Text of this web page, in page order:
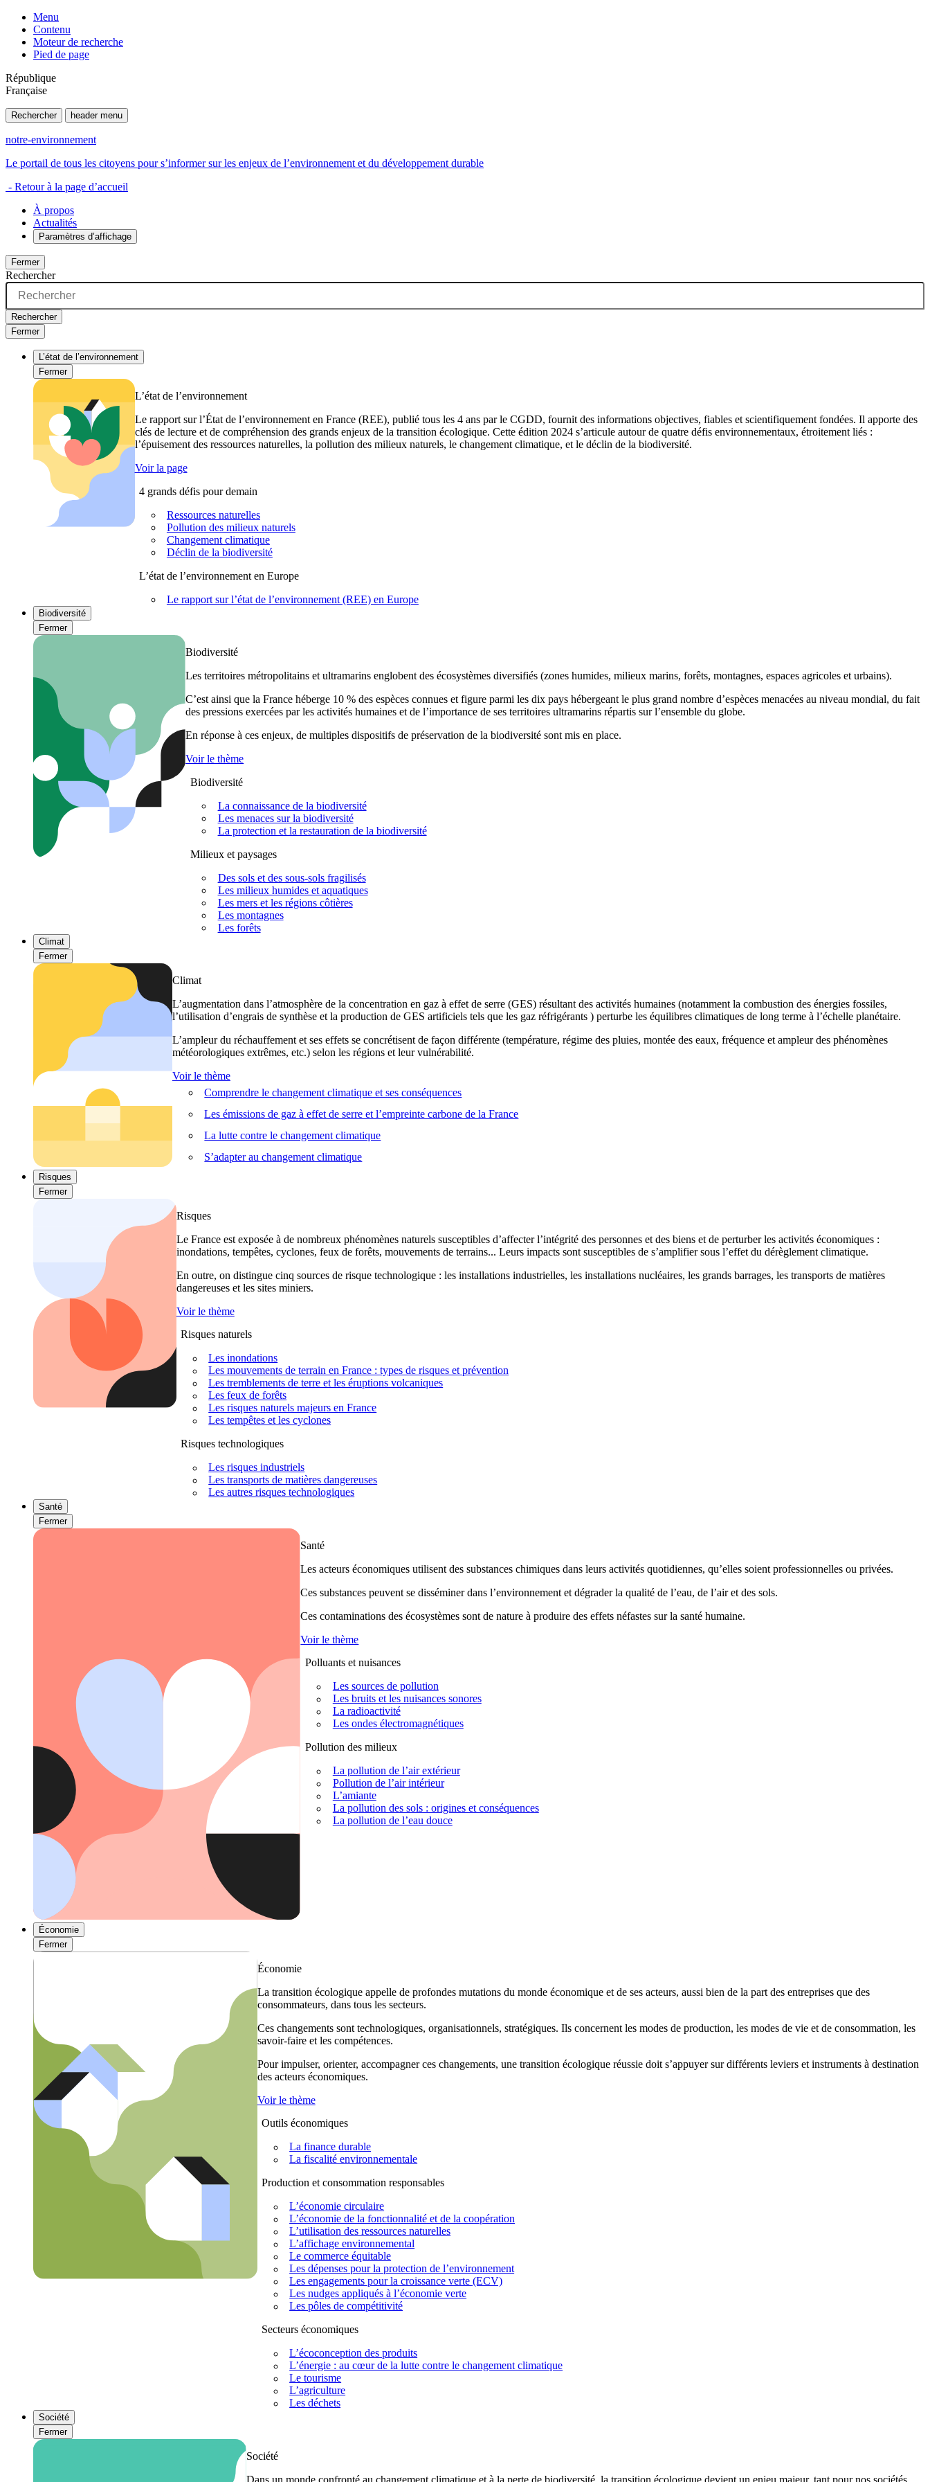
Menu
Contenu
Moteur de recherche
Pied de page
République
Française
Rechercher header menu
notre-environnement
Le portail de tous les citoyens pour s’informer sur les enjeux de l’environnement et du développement durable
- Retour à la page d’accueil
À propos
Actualités
Paramètres d’affichage
Fermer
Rechercher
Rechercher
Fermer
L’état de l’environnement
Fermer
L’état de l’environnement
Le rapport sur l’État de l’environnement en France (REE), publié tous les 4 ans par le CGDD, fournit des informations objectives, fiables et scientifiquement fondées. Il apporte des
clés de lecture et de compréhension des grands enjeux de la transition écologique. Cette édition 2024 s’articule autour de quatre défis environnementaux, étroitement liés :
l’épuisement des ressources naturelles, la pollution des milieux naturels, le changement climatique, et le déclin de la biodiversité.
Voir la page
4 grands défis pour demain
Ressources naturelles
Pollution des milieux naturels
Changement climatique
Déclin de la biodiversité
L’état de l’environnement en Europe
Le rapport sur l’état de l’environnement (REE) en Europe
Biodiversité
Fermer
Biodiversité
Les territoires métropolitains et ultramarins englobent des écosystèmes diversifiés (zones humides, milieux marins, forêts, montagnes, espaces agricoles et urbains).
C’est ainsi que la France héberge 10 % des espèces connues et figure parmi les dix pays hébergeant le plus grand nombre d’espèces menacées au niveau mondial, du fait
des pressions exercées par les activités humaines et de l’importance de ses territoires ultramarins répartis sur l’ensemble du globe.
En réponse à ces enjeux, de multiples dispositifs de préservation de la biodiversité sont mis en place.
Voir le thème
Biodiversité
La connaissance de la biodiversité
Les menaces sur la biodiversité
La protection et la restauration de la biodiversité
Milieux et paysages
Des sols et des sous-sols fragilisés
Les milieux humides et aquatiques
Les mers et les régions côtières
Les montagnes
Les forêts
Climat
Fermer
Climat
L’augmentation dans l’atmosphère de la concentration en gaz à effet de serre (GES) résultant des activités humaines (notamment la combustion des énergies fossiles,
l’utilisation d’engrais de synthèse et la production de GES artificiels tels que les gaz réfrigérants ) perturbe les équilibres climatiques de long terme à l’échelle planétaire.
L’ampleur du réchauffement et ses effets se concrétisent de façon différente (température, régime des pluies, montée des eaux, fréquence et ampleur des phénomènes
météorologiques extrêmes, etc.) selon les régions et leur vulnérabilité.
Voir le thème
Comprendre le changement climatique et ses conséquences
Les émissions de gaz à effet de serre et l’empreinte carbone de la France
La lutte contre le changement climatique
S’adapter au changement climatique
Risques
Fermer
Risques
Le France est exposée à de nombreux phénomènes naturels susceptibles d’affecter l’intégrité des personnes et des biens et de perturber les activités économiques :
inondations, tempêtes, cyclones, feux de forêts, mouvements de terrains... Leurs impacts sont susceptibles de s’amplifier sous l’effet du dérèglement climatique.
En outre, on distingue cinq sources de risque technologique : les installations industrielles, les installations nucléaires, les grands barrages, les transports de matières
dangereuses et les sites miniers.
Voir le thème
Risques naturels
Les inondations
Les mouvements de terrain en France : types de risques et prévention
Les tremblements de terre et les éruptions volcaniques
Les feux de forêts
Les risques naturels majeurs en France
Les tempêtes et les cyclones
Risques technologiques
Les risques industriels
Les transports de matières dangereuses
Les autres risques technologiques
Santé
Fermer
Santé
Les acteurs économiques utilisent des substances chimiques dans leurs activités quotidiennes, qu’elles soient professionnelles ou privées.
Ces substances peuvent se disséminer dans l’environnement et dégrader la qualité de l’eau, de l’air et des sols.
Ces contaminations des écosystèmes sont de nature à produire des effets néfastes sur la santé humaine.
Voir le thème
Polluants et nuisances
Les sources de pollution
Les bruits et les nuisances sonores
La radioactivité
Les ondes électromagnétiques
Pollution des milieux
La pollution de l’air extérieur
Pollution de l’air intérieur
L’amiante
La pollution des sols : origines et conséquences
La pollution de l’eau douce
Économie
Fermer
Économie
La transition écologique appelle de profondes mutations du monde économique et de ses acteurs, aussi bien de la part des entreprises que des
consommateurs, dans tous les secteurs.
Ces changements sont technologiques, organisationnels, stratégiques. Ils concernent les modes de production, les modes de vie et de consommation, les
savoir-faire et les compétences.
Pour impulser, orienter, accompagner ces changements, une transition écologique réussie doit s’appuyer sur différents leviers et instruments à destination
des acteurs économiques.
Voir le thème
Outils économiques
La finance durable
La fiscalité environnementale
Production et consommation responsables
L’économie circulaire
L’économie de la fonctionnalité et de la coopération
L’utilisation des ressources naturelles
L’affichage environnemental
Le commerce équitable
Les dépenses pour la protection de l’environnement
Les engagements pour la croissance verte (ECV)
Les nudges appliqués à l’économie verte
Les pôles de compétitivité
Secteurs économiques
L’écoconception des produits
L’énergie : au cœur de la lutte contre le changement climatique
Le tourisme
L’agriculture
Les déchets
Société
Fermer
Société
Dans un monde confronté au changement climatique et à la perte de biodiversité, la transition écologique devient un enjeu majeur, tant pour nos sociétés